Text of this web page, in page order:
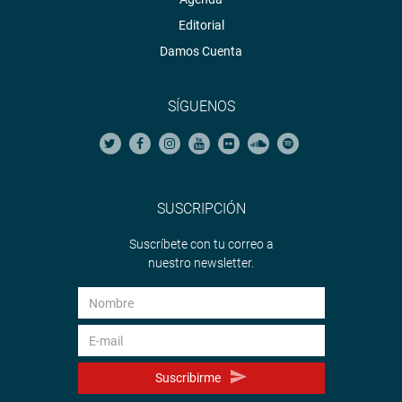
https://goo.gl/VBXBNk
https://soundcloud.com/radiocongreso
http://www4.congreso.gob.pe/heraldo/index.asp
fotografia.congreso.gob.pe
Editorial
Damos Cuenta
SÍGUENOS
SUSCRIPCIÓN
Suscríbete con tu correo a
nuestro newsletter.
Suscribirme